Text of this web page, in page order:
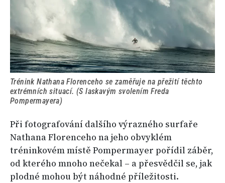
Trénink Nathana Florenceho se zaměřuje na přežití těchto
extrémních situací. (S laskavým svolením Freda
Pompermayera)
Při fotografování dalšího výrazného surfaře
Nathana Florenceho na jeho obvyklém
tréninkovém místě Pompermayer pořídil záběr,
od kterého mnoho nečekal – a přesvědčil se, jak
plodné mohou být náhodné příležitosti.